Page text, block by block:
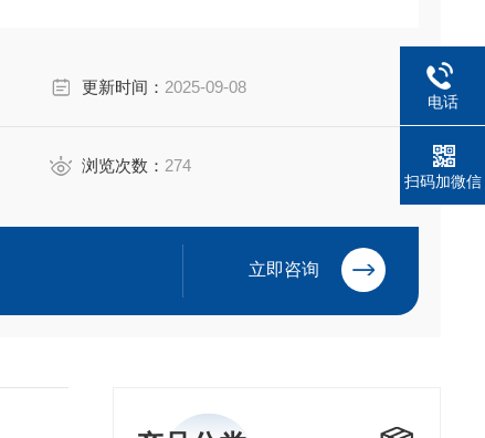
更新时间： 2025-09-08
浏览次数： 274
立即咨询
电话
扫码加微信